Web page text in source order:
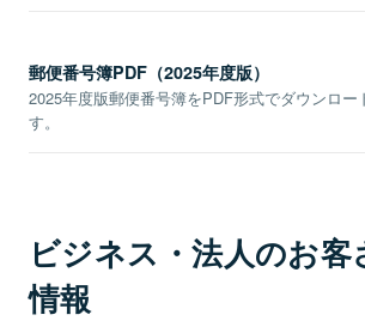
郵便番号簿PDF（2025年度版）
2025年度版郵便番号簿をPDF形式でダウンロー
す。
ビジネス・法人のお客
情報